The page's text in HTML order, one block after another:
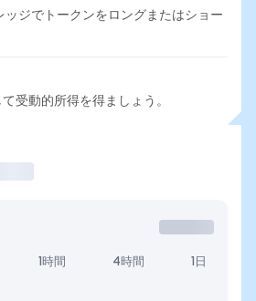
ッジでトークンをロングまたはショー
受動的所得を得ましょう。
1時間 4時間 1日